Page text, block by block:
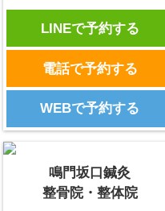
LINEで予約する
電話で予約する
WEBで予約する
鳴門坂口鍼灸
整骨院・整体院